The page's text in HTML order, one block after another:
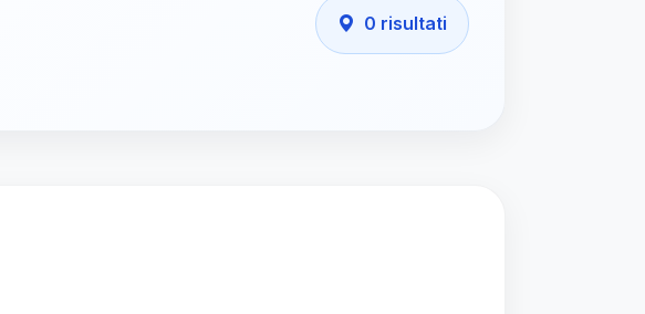
0 risultati